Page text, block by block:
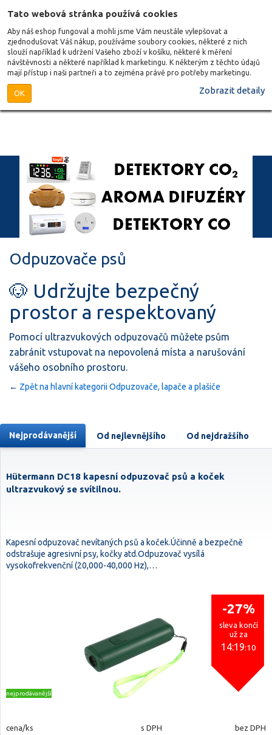
Tato webová stránka používá cookies
Aby náš eshop fungoval a mohli jsme Vám neustále vylepšovat a
zjednodušovat Váš nákup, používáme soubory cookies, některé z nich
slouží například k udržení Vašeho zboží v košíku, některé k měření
návštěvnosti a některé například k marketingu. K některým z těchto údajů
mají přístup i naši partneři a to zejména právě pro potřeby marketingu.
OK Zobrazit detaily
Odpuzovače psů
🐶 Udržujte bezpečný
prostor a respektovaný
Pomocí ultrazvukových odpuzovačů můžete psům
zabránit vstupovat na nepovolená místa a narušování
vášeho osobního prostoru.
← Zpět na hlavní kategorii Odpuzovače, lapače a plašiče
Nejprodávanější Od nejlevnějšího Od nejdražšího
Hütermann DC18 kapesní odpuzovač psů a koček
ultrazvukový se svítilnou.
Kapesní odpuzovač nevítaných psů a koček.Účinně a bezpečně
odstrašuje agresivní psy, kočky atd.Odpuzovač vysílá
vysokofrekvenční (20,000-40,000 Hz),…
-27%
sleva končí
už za
14:19:10
nejprodávanější
cena/ks s DPH bez DPH